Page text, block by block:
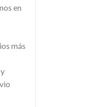
en
más